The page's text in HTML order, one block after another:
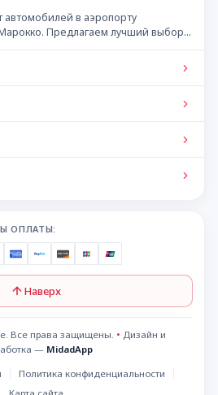
в аэропорту
Предлагаем лучший выбор
ОПЛАТЫ:
Наверх
Все права защищены. • Дизайн и
— MidadApp
Политика конфиденциальности
Карта сайта